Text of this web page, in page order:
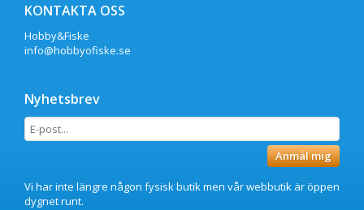
KONTAKTA OSS
Hobby&Fiske
info@hobbyofiske.se
Nyhetsbrev
Anmäl mig
Vi har inte längre någon fysisk butik men vår webbutik är öppen
dygnet runt.